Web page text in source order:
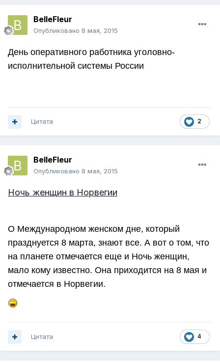
BelleFleur
Опубликовано 8 мая, 2015
День оперативного работника уголовно-
исполнительной системы России
2
Цитата
BelleFleur
Опубликовано 8 мая, 2015
Ночь женщин в Норвегии
О Международном женском дне, который
празднуется 8 марта, знают все. А вот о том, что
на планете отмечается еще и Ночь женщин,
мало кому известно. Она приходится на 8 мая и
отмечается в Норвегии.
4
Цитата